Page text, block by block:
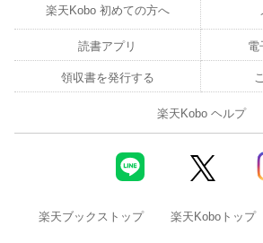
楽天Kobo 初めての方へ
読書アプリ 電
領収書を発行する
楽天Kobo ヘルプ
楽天ブックストップ 楽天Koboトップ